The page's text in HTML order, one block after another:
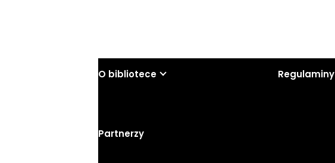
O bibliotece Regulaminy
Partnerzy